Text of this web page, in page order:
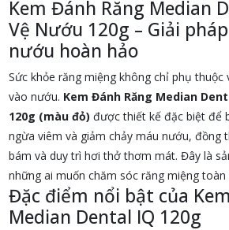
Kem Đánh Răng Median
Vệ Nướu 120g – Giải
nướu hoàn hảo
Sức khỏe răng miệng không chỉ phụ
vào nướu. Kem Đánh Răng Median
120g (màu đỏ) được thiết kế đặc biệt để
ngừa viêm và giảm chảy máu nướu, đồng
bám và duy trì hơi thở thơm mát. Đây là
những ai muốn chăm sóc răng miệng toàn
Đặc điểm nổi bật của
Median Dental IQ 120g